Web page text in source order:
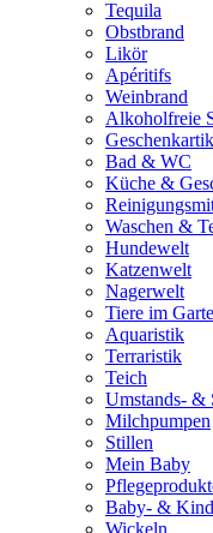
Tequila
Obstbrand
Likör
Apéritifs
Weinbrand
Alkoholfreie
Bad & WC
Küche &
Waschen &
Hundewelt
Katzenwelt
Nagerwelt
Tiere im
Aquaristik
Terraristik
Teich
Umstands- &
Milchpumpen
Stillen
Mein Baby
Baby- &
Wickeln